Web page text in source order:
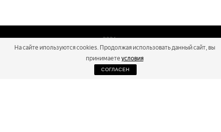
2026
Russialoppet ®
Серия лыжных марафонов
На сайте ипользуются cookies. Продолжая использовать данный сайт, вы
принимаете условия
СОГЛАСЕН